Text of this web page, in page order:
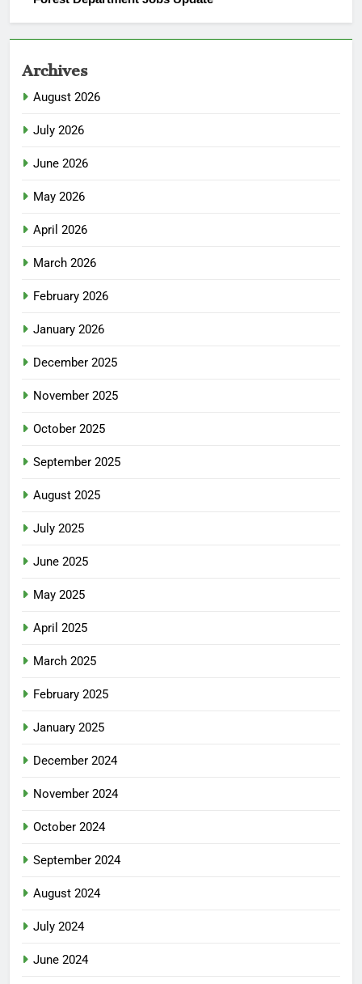
Archives
August 2026
July 2026
June 2026
May 2026
April 2026
March 2026
February 2026
January 2026
December 2025
November 2025
October 2025
September 2025
August 2025
July 2025
June 2025
May 2025
April 2025
March 2025
February 2025
January 2025
December 2024
November 2024
October 2024
September 2024
August 2024
July 2024
June 2024